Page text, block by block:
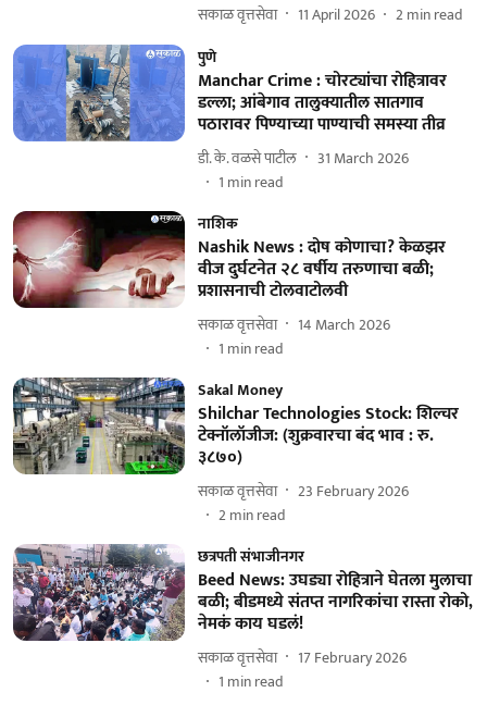
सकाळ वृत्तसेवा 11 April 2026 2min read
पुणे
Manchar Crime : चोरट्यांचा रोहित्रावर
डल्ला; आंबेगाव तालुक्यातील सातगाव
पठारावर पिण्याच्या पाण्याची समस्या तीव्र
डी. के. वळसे पाटील
31 March 2026
1 min read
नाशिक
Nashik News : दोष कोणाचा? केळझर
वीज दुर्घटनेत २८ वर्षीय तरुणाचा बळी;
प्रशासनाची टोलवाटोलवी
सकाळ वृत्तसेवा
14 March 2026
1 min read
Sakal Money
Shilchar Technologies Stock: शिल्चर
टेक्नॉलॉजीज: (शुक्रवारचा बंद भाव : रु.
३८७०)
सकाळ वृत्तसेवा
23 February 2026
2min read
छत्रपती संभाजीनगर
Beed News: उघड्या रोहित्राने घेतला मुलाचा
बळी; बीडमध्ये संतप्त नागरिकांचा रास्ता रोको,
नेमकं काय घडलं!
सकाळ वृत्तसेवा
17 February 2026
1 min read